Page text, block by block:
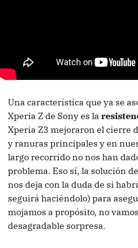
Una característica que ya se
Xperia Z de Sony es la
Xperia Z3 mejoraron el cierre
y ranuras principales y en
largo recorrido no nos han
problema. Eso sí, la solución
nos deja con la duda de si
seguirá haciéndolo) para
mojamos a propósito, no
desagradable sorpresa.